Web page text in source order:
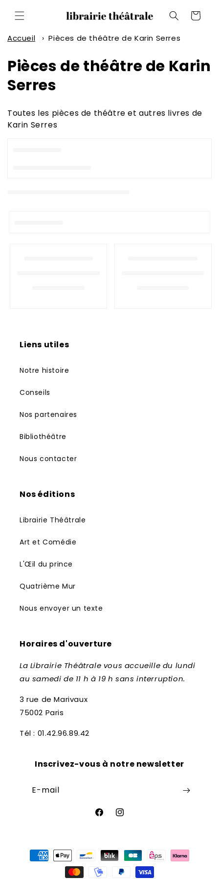
passer
au
Panier
Accueil › Pièces de théâtre de Karin Serres
C
o
l
Pièces de théâtre de Karin
Serres
Toutes les pièces de théâtre et autres livres de
Karin Serres
Liens utiles
Notre histoire
Conseils
Nos partenaires
Bibliothéâtre
Nous contacter
Nos éditions
Librairie Théâtrale
Art et Comédie
L'Œil du prince
Quatrième Mur
Nous envoyer un texte
Horaires d'ouverture
La Librairie Théâtrale vous accueille du lundi
au samedi de 11 h à 19 h sans interruption.
3 rue de Marivaux
75002 Paris
Tél : 01.42.96.89.42
Inscrivez-vous à notre newsletter
E-mail
FacebookInstagram
Moyens